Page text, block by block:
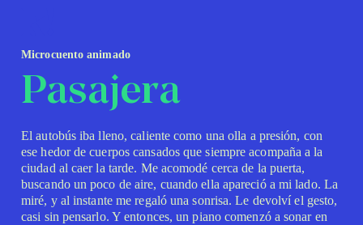
Microcuento animado
Pasajera
El autobús iba lleno, caliente como una olla a presión, con
ese hedor de cuerpos cansados que siempre acompaña a la
ciudad al caer la tarde. Me acomodé cerca de la puerta,
buscando un poco de aire, cuando ella apareció a mi lado. La
miré, y al instante me regaló una sonrisa. Le devolví el gesto,
casi sin pensarlo. Y entonces, un piano comenzó a sonar en